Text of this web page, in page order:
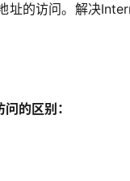
址的访问。解决
的区别：